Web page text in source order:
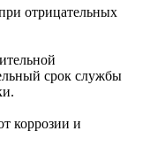
отрицательных
срок службы
коррозии и